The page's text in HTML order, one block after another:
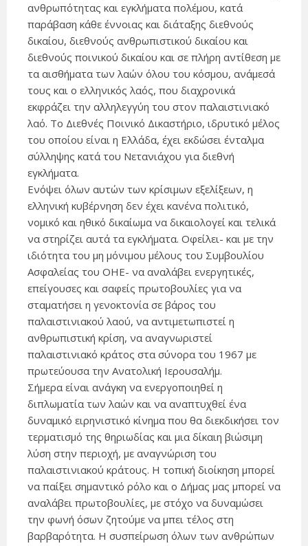
ανθρωπότητας και εγκλήματα πολέμου, κατά
παράβαση κάθε έννοιας και διάταξης διεθνούς
δικαίου, διεθνούς ανθρωπιστικού δικαίου και
διεθνούς ποινικού δικαίου και σε πλήρη αντίθεση με
τα αισθήματα των λαών όλου του κόσμου, ανάμεσά
τους και ο ελληνικός λαός, που διαχρονικά
εκφράζει την αλληλεγγύη του στον παλαιστινιακό
λαό. Το Διεθνές Ποινικό Δικαστήριο, ιδρυτικό μέλος
του οποίου είναι η Ελλάδα, έχει εκδώσει ένταλμα
σύλληψης κατά του Νετανιάχου για διεθνή
εγκλήματα.
Ενόψει όλων αυτών των κρίσιμων εξελίξεων, η
ελληνική κυβέρνηση δεν έχει κανένα πολιτικό,
νομικό και ηθικό δικαίωμα να δικαιολογεί και τελικά
να στηρίζει αυτά τα εγκλήματα. Οφείλει- και με την
ιδιότητα του μη μόνιμου μέλους του Συμβουλίου
Ασφαλείας του ΟΗΕ- να αναλάβει ενεργητικές,
επείγουσες και σαφείς πρωτοβουλίες για να
σταματήσει η γενοκτονία σε βάρος του
παλαιστινιακού λαού, να αντιμετωπιστεί η
ανθρωπιστική κρίση, να αναγνωριστεί
παλαιστινιακό κράτος στα σύνορα του 1967 με
πρωτεύουσα την Ανατολική Ιερουσαλήμ.
Σήμερα είναι ανάγκη να ενεργοποιηθεί η
διπλωματία των λαών και να αναπτυχθεί ένα
δυναμικό ειρηνιστικό κίνημα που θα διεκδικήσει τον
τερματισμό της θηριωδίας και μια δίκαιη βιώσιμη
λύση στην περιοχή, με αναγνώριση του
παλαιστινιακού κράτους. Η τοπική διοίκηση μπορεί
να παίξει σημαντικό ρόλο και ο Δήμας μας μπορεί να
αναλάβει πρωτοβουλίες, με στόχο να δυναμώσει
την φωνή όσων ζητούμε να μπει τέλος στη
βαρβαρότητα. Η συσπείρωση όλων των ανθρώπων